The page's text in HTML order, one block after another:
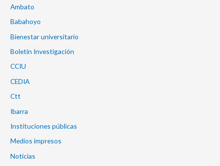
Ambato
Babahoyo
Bienestar universitario
Boletín Investigación
CCIU
CEDIA
Ctt
Ibarra
Instituciones públicas
Medios impresos
Noticias